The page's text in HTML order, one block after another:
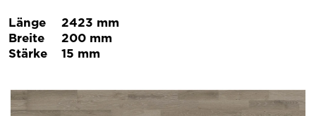
Länge
2423 mm
Breite
200 mm
Stärke
15 mm